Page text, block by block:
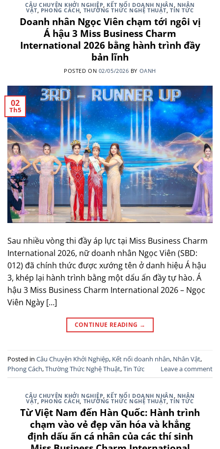
CÂU CHUYỆN KHỞI NGHIỆP, KẾT NỐI DOANH NHÂN, NHÂN
VẬT, PHONG CÁCH, THƯỜNG THỨC NGHỆ THUẬT,TIN TỨC
Doanh nhân Ngọc Viên chạm tới ngôi vị
Á hậu 3 Miss Business Charm
International 2026 bằng hành trình đầy
bản lĩnh
POSTED ON 02/05/2026 BY OANH
02
Th5
Sau nhiều vòng thi đầy áp lực tại Miss Business Charm
International 2026, nữ doanh nhân Ngọc Viên (SBD:
012) đã chính thức được xướng tên ở danh hiệu Á hậu
3, khép lại hành trình bằng một dấu ấn đầy tự hào. Á
hậu 3 Miss Business Charm International 2026 – Ngọc
Viên Ngày […]
CONTINUE READING →
Posted in Câu Chuyện Khởi Nghiệp, Kết nối doanh nhân, Nhân Vật,
Phong Cách,Thường Thức Nghệ Thuật,Tin Tức Leave a comment
CÂU CHUYỆN KHỞI NGHIỆP, KẾT NỐI DOANH NHÂN, NHÂN
VẬT, PHONG CÁCH, THƯỜNG THỨC NGHỆ THUẬT,TIN TỨC
Từ Việt Nam đến Hàn Quốc: Hành trình
chạm vào vẻ đẹp văn hóa và khẳng
định dấu ấn cá nhân của các thí sinh